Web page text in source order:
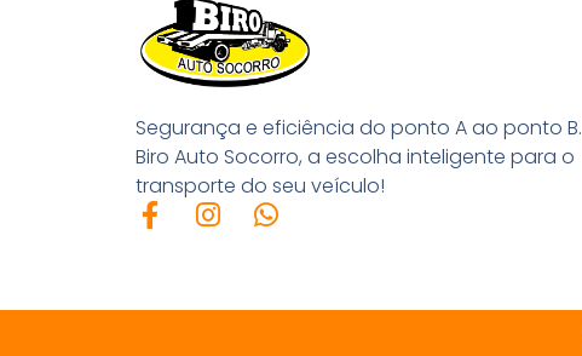
Segurança e eficiência do ponto A ao ponto B.
Biro Auto Socorro, a escolha inteligente para o
transporte do seu veículo!